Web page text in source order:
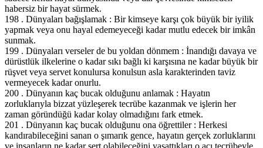
habersiz bir hayat sürmek.
198 . Dünyaları bağışlamak : Bir kimseye karşı çok büyük bir iyilik
yapmak veya onu hayal edemeyeceği kadar mutlu edecek bir imkân
sunmak.
199 . Dünyaları verseler de bu yoldan dönmem : İnandığı davaya ve
dürüstlük ilkelerine o kadar sıkı bağlı ki karşısına ne kadar büyük bir
rüşvet veya servet konulursa konulsun asla karakterinden taviz
vermeyecek kadar onurlu.
200 . Dünyanın kaç bucak olduğunu anlamak : Hayatın
zorluklarıyla bizzat yüzleşerek tecrübe kazanmak ve işlerin her
zaman göründüğü kadar kolay olmadığını fark etmek.
201 . Dünyanın kaç bucak olduğunu ona öğrettiler : Herkesi
kandırabileceğini sanan o şımarık gence, hayatın gerçek zorluklarını
ve insanların ne kadar sert olabileceğini yaşattıkları o acı tecrübeyle